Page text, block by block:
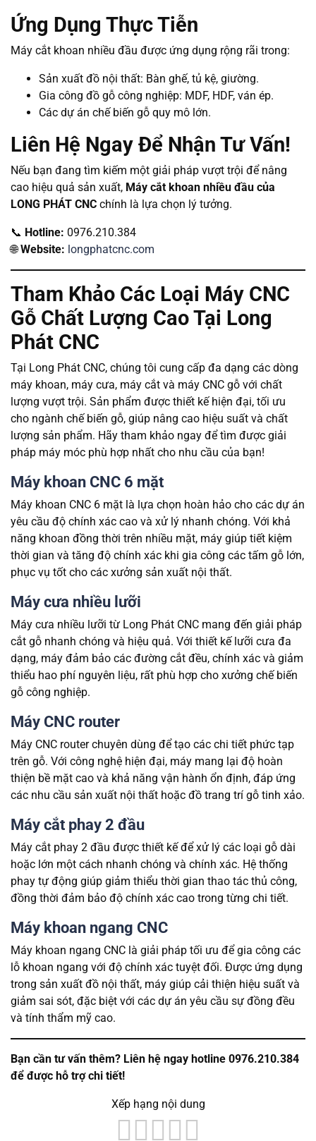
Ứng Dụng Thực Tiễn
Máy cắt khoan nhiều đầu được ứng dụng rộng rãi trong:
Sản xuất đồ nội thất: Bàn ghế, tủ kệ, giường.
Gia công đồ gỗ công nghiệp: MDF, HDF, ván ép.
Các dự án chế biến gỗ quy mô lớn.
Liên Hệ Ngay Để Nhận Tư Vấn!
Nếu bạn đang tìm kiếm một giải pháp vượt trội để nâng
cao hiệu quả sản xuất, Máy cắt khoan nhiều đầu của
LONG PHÁT CNC chính là lựa chọn lý tưởng.
📞 Hotline: 0976.210.384
🌐Website: longphatcnc.com
Tham Khảo Các Loại Máy CNC
Gỗ Chất Lượng Cao Tại Long
Phát CNC
Tại Long Phát CNC, chúng tôi cung cấp đa dạng các dòng
máy khoan, máy cưa, máy cắt và máy CNC gỗ với chất
lượng vượt trội. Sản phẩm được thiết kế hiện đại, tối ưu
cho ngành chế biến gỗ, giúp nâng cao hiệu suất và chất
lượng sản phẩm. Hãy tham khảo ngay để tìm được giải
pháp máy móc phù hợp nhất cho nhu cầu của bạn!
Máy khoan CNC 6 mặt
Máy khoan CNC 6 mặt là lựa chọn hoàn hảo cho các dự án
yêu cầu độ chính xác cao và xử lý nhanh chóng. Với khả
năng khoan đồng thời trên nhiều mặt, máy giúp tiết kiệm
thời gian và tăng độ chính xác khi gia công các tấm gỗ lớn,
phục vụ tốt cho các xưởng sản xuất nội thất.
Máy cưa nhiều lưỡi
Máy cưa nhiều lưỡi từ Long Phát CNC mang đến giải pháp
cắt gỗ nhanh chóng và hiệu quả. Với thiết kế lưỡi cưa đa
dạng, máy đảm bảo các đường cắt đều, chính xác và giảm
thiểu hao phí nguyên liệu, rất phù hợp cho xưởng chế biến
gỗ công nghiệp.
Máy CNC router
Máy CNC router chuyên dùng để tạo các chi tiết phức tạp
trên gỗ. Với công nghệ hiện đại, máy mang lại độ hoàn
thiện bề mặt cao và khả năng vận hành ổn định, đáp ứng
các nhu cầu sản xuất nội thất hoặc đồ trang trí gỗ tinh xảo.
Máy cắt phay 2 đầu
Máy cắt phay 2 đầu được thiết kế để xử lý các loại gỗ dài
hoặc lớn một cách nhanh chóng và chính xác. Hệ thống
phay tự động giúp giảm thiểu thời gian thao tác thủ công,
đồng thời đảm bảo độ chính xác cao trong từng chi tiết.
Máy khoan ngang CNC
Máy khoan ngang CNC là giải pháp tối ưu để gia công các
lỗ khoan ngang với độ chính xác tuyệt đối. Được ứng dụng
trong sản xuất đồ nội thất, máy giúp cải thiện hiệu suất và
giảm sai sót, đặc biệt với các dự án yêu cầu sự đồng đều
và tính thẩm mỹ cao.
Bạn cần tư vấn thêm? Liên hệ ngay hotline 0976.210.384
để được hỗ trợ chi tiết!
Xếp hạng nội dung